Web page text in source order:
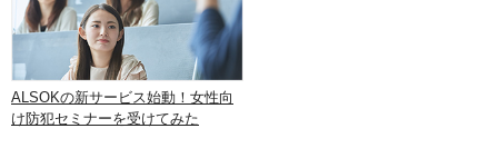
ALSOKの新サービス始動！女性向
け防犯セミナーを受けてみた